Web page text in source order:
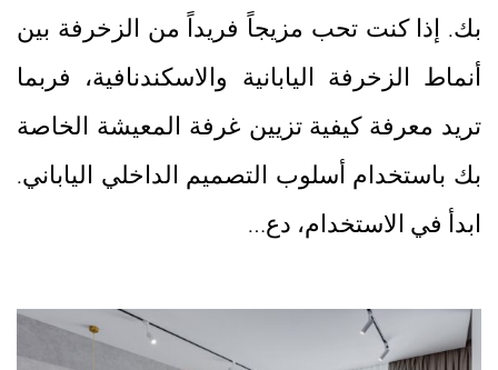
بك. إذا كنت تحب مزيجاً فريداً من الزخرفة بين
أنماط الزخرفة اليابانية والاسكندنافية، فربما
تريد معرفة كيفية تزيين غرفة المعيشة الخاصة
بك باستخدام أسلوب التصميم الداخلي الياباني.
ابدأ في الاستخدام، دع…